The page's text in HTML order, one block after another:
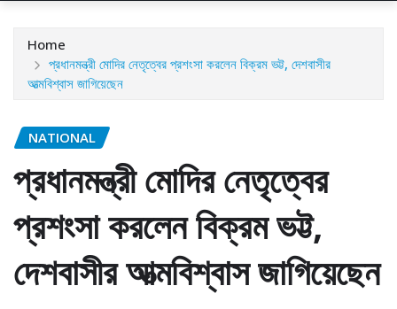
Home
প্রধানমন্ত্রী মোদির নেতৃত্বের প্রশংসা করলেন বিক্রম ভট্ট, দেশবাসীর
আত্মবিশ্বাস জাগিয়েছেন
NATIONAL
প্রধানমন্ত্রী মোদির নেতৃত্বের
প্রশংসা করলেন বিক্রম ভট্ট,
দেশবাসীর আত্মবিশ্বাস জাগিয়েছেন